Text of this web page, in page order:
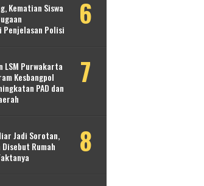
Kematian Siswa
Penjelasan Polisi
LSM Purwakarta
Kesbangpol
PAD dan
Jadi Sorotan,
Rumah